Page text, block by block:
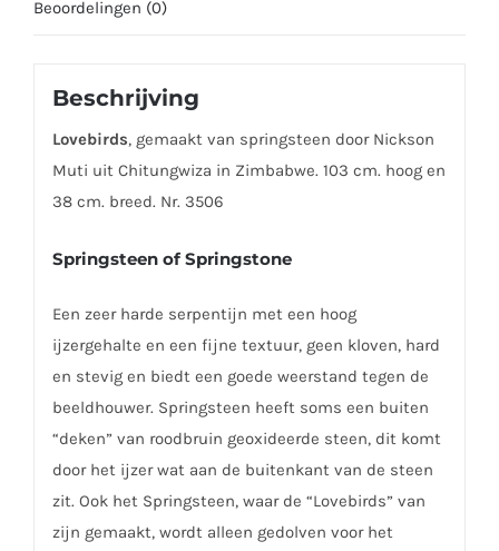
Beoordelingen (0)
Beschrijving
Lovebirds, gemaakt van springsteen door Nickson
Muti uit Chitungwiza in Zimbabwe. 103 cm. hoog en
38 cm. breed. Nr. 3506
Springsteen of Springstone
Een zeer harde serpentijn met een hoog
ijzergehalte en een fijne textuur, geen kloven, hard
en stevig en biedt een goede weerstand tegen de
beeldhouwer. Springsteen heeft soms een buiten
“deken” van roodbruin geoxideerde steen, dit komt
door het ijzer wat aan de buitenkant van de steen
zit. Ook het Springsteen, waar de “Lovebirds” van
zijn gemaakt, wordt alleen gedolven voor het